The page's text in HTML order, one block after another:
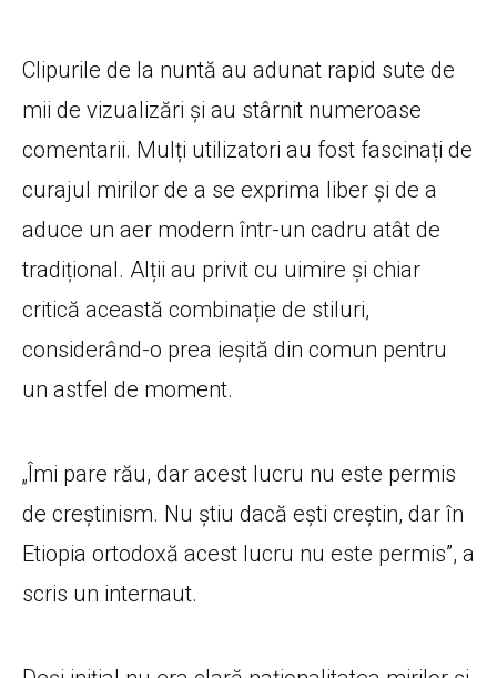
Clipurile de la nuntă au adunat rapid sute de
mii de vizualizări și au stârnit numeroase
comentarii. Mulți utilizatori au fost fascinați de
curajul mirilor de a se exprima liber și de a
aduce un aer modern într-un cadru atât de
tradițional. Alții au privit cu uimire și chiar
critică această combinație de stiluri,
considerând-o prea ieșită din comun pentru
un astfel de moment.
„Îmi pare rău, dar acest lucru nu este permis
de creștinism. Nu știu dacă ești creștin, dar în
Etiopia ortodoxă acest lucru nu este permis”, a
scris un internaut.